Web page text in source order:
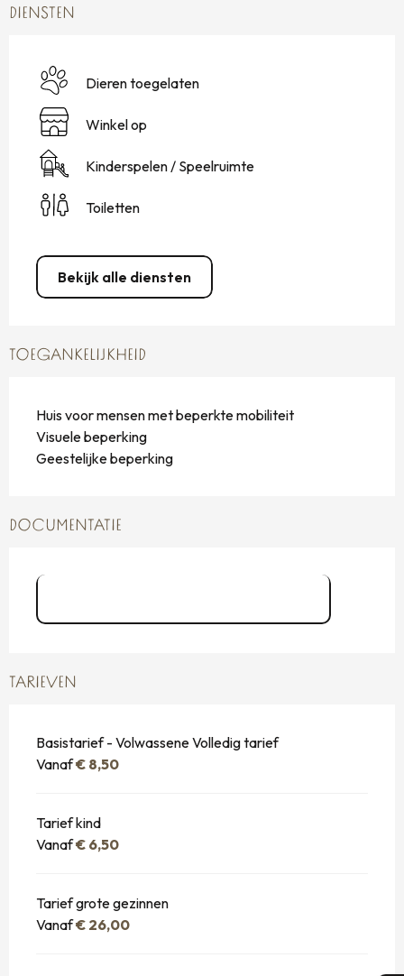
DIENSTEN
Dieren toegelaten
Winkel op
Kinderspelen / Speelruimte
Toiletten
Bekijk alle diensten
TOEGANKELIJKHEID
Huis voor mensen met beperkte mobiliteit
Visuele beperking
Geestelijke beperking
DOCUMENTATIE
TARIEVEN
Basistarief - Volwassene Volledig tarief
Vanaf€ 8,50
Tarief kind
Vanaf€ 6,50
Tarief grote gezinnen
Vanaf€ 26,00